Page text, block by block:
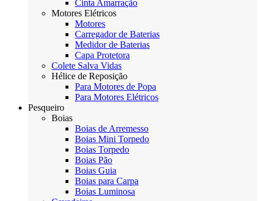
Cinta Amarração
Motores Elétricos
Motores
Carregador de Baterias
Medidor de Baterias
Capa Protetora
Colete Salva Vidas
Hélice de Reposição
Para Motores de Popa
Para Motores Elétricos
Pesqueiro
Boias
Boias de Arremesso
Boias Mini Torpedo
Boias Torpedo
Boias Pão
Boias Guia
Boias para Carpa
Boias Luminosa